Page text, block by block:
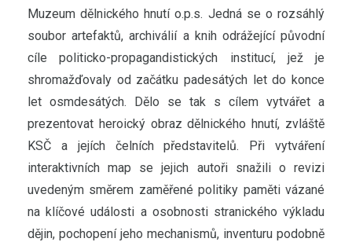
Muzeum dělnického hnutí o.p.s. Jedná se o rozsáhlý
soubor artefaktů, archiválií a knih odrážející původní
cíle politicko-propagandistických institucí, jež je
shromažďovaly od začátku padesátých let do konce
let osmdesátých. Dělo se tak s cílem vytvářet a
prezentovat heroický obraz dělnického hnutí, zvláště
KSČ a jejích čelních představitelů. Při vytváření
interaktivních map se jejich autoři snažili o revizi
uvedeným směrem zaměřené politiky paměti vázané
na klíčové události a osobnosti stranického výkladu
dějin, pochopení jeho mechanismů, inventuru podobně